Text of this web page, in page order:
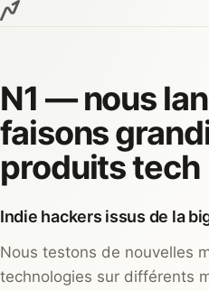
Aller au contenu
N1 — nous
faisons
produits tech
Indie hackers issus de la
Nous testons de nouvelles
technologies sur différents